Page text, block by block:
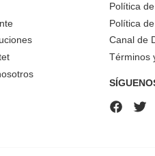
Política
Política
Canal de
Términos